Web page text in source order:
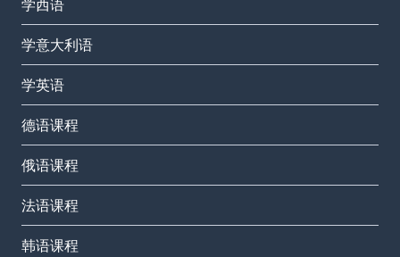
学西语
学意大利语
学英语
德语课程
俄语课程
法语课程
韩语课程